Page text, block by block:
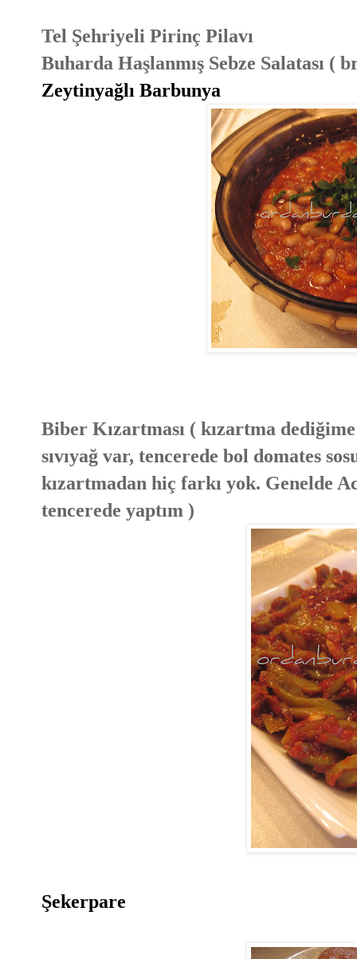
Tel Şehriyeli Pirinç Pilavı
Buharda Haşlanmış Sebze Salatası (
Zeytinyağlı Barbunya
Biber Kızartması ( kızartma
sıvıyağ var, tencerede bol domates
kızartmadan hiç farkı yok. Genelde
tencerede yaptım )
Şekerpare